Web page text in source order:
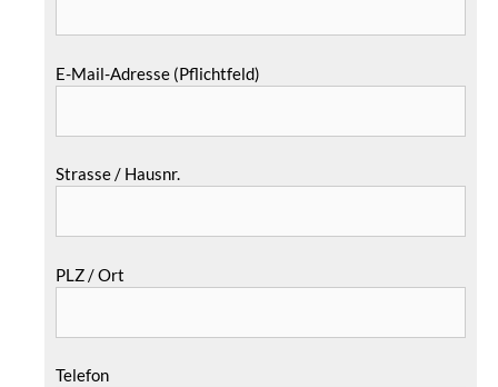
E-Mail-Adresse (Pflichtfeld)
Strasse / Hausnr.
PLZ / Ort
Telefon